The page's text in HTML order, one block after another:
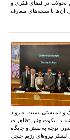
تحولات در فضای فکری و
آن‌ها با سنجه‌های متعارف
و فمنیستی نسبت به روند
با بایکوت چنین تظاهرات
بدون توجه به نقش و جایگاه
نیروهای رژیم چنجی